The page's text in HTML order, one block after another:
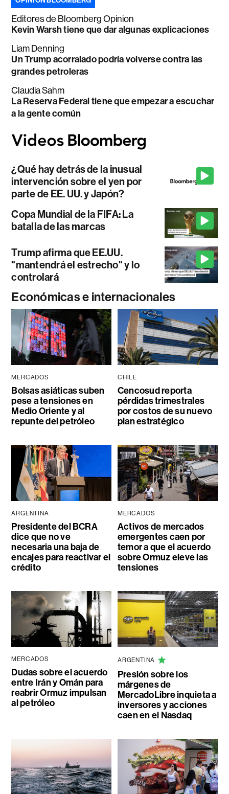
Editores de Bloomberg Opinion
Kevin Warsh tiene que dar algunas explicaciones
Liam Denning
Un Trump acorralado podría volverse contra las
grandes petroleras
Claudia Sahm
La Reserva Federal tiene que empezar a escuchar
a la gente común
¿Qué hay detrás de la inusual
intervención sobre el yen por
parte de EE. UU. y Japón?
Copa Mundial de la FIFA: La
batalla de las marcas
Trump afirma que EE.UU.
"mantendrá el estrecho" y lo
controlará
Económicas e internacionales
MERCADOS
Bolsas asiáticas suben
pese a tensiones en
Medio Oriente y al
repunte del petróleo
CHILE
Cencosud reporta
pérdidas trimestrales
por costos de su nuevo
plan estratégico
ARGENTINA
Presidente del BCRA
dice que no ve
necesaria una baja de
encajes para reactivar el
crédito
MERCADOS
Activos de mercados
emergentes caen por
temor a que el acuerdo
sobre Ormuz eleve las
tensiones
MERCADOS
Dudas sobre el acuerdo
entre Irán y Omán para
reabrir Ormuz impulsan
al petróleo
ARGENTINA
Presión sobre los
márgenes de
MercadoLibre inquieta a
inversores y acciones
caen en el Nasdaq